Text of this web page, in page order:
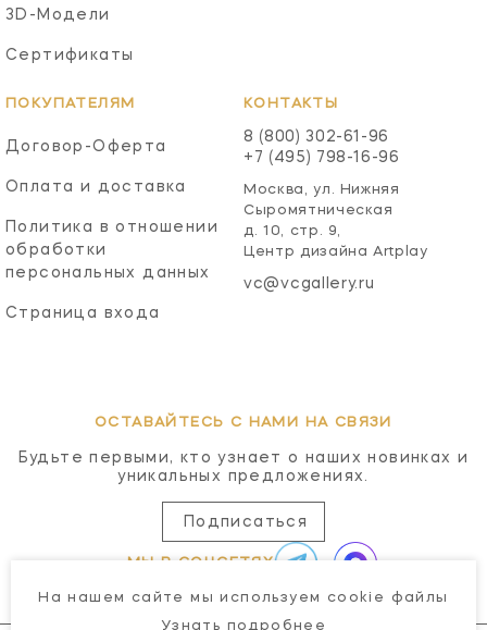
3D-Модели
Сертификаты
ПОКУПАТЕЛЯМ
Договор-Оферта
Оплата и доставка
Политика в отношении
обработки
персональных данных
Страница входа
КОНТАКТЫ
8 (800) 302-61-96
+7 (495) 798-16-96
Москва, ул. Нижняя
Сыромятническая
д. 10, стр. 9,
Центр дизайна Artplay
vc@vcgallery.ru
ОСТАВАЙТЕСЬ С НАМИ НА СВЯЗИ
Будьте первыми, кто узнает о наших новинках и
уникальных предложениях.
Подписаться
МЫ В СОЦСЕТЯХ
На нашем сайте мы используем cookie файлы
Узнать подробнее